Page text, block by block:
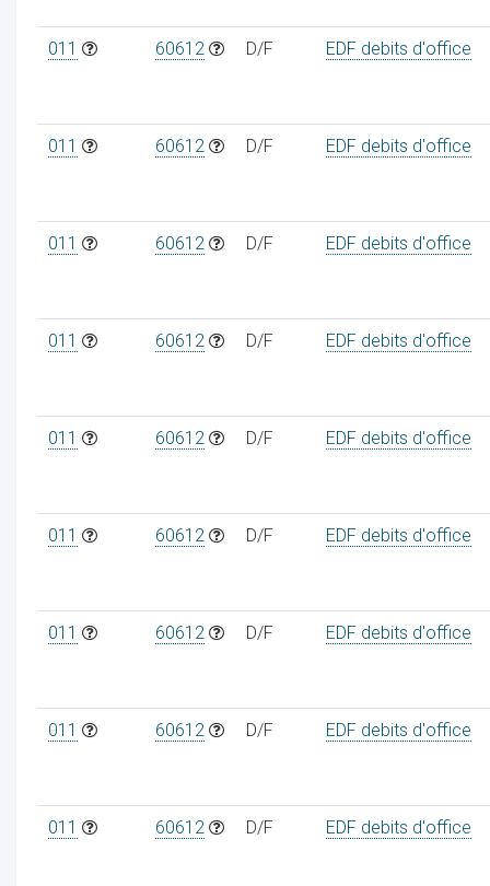
011 60612 D/F EDF debits d'office
011 60612 D/F EDF debits d'office
011 60612 D/F EDF debits d'office
011 60612 D/F EDF debits d'office
011 60612 D/F EDF debits d'office
011 60612 D/F EDF debits d'office
011 60612 D/F EDF debits d'office
011 60612 D/F EDF debits d'office
011 60612 D/F EDF debits d'office